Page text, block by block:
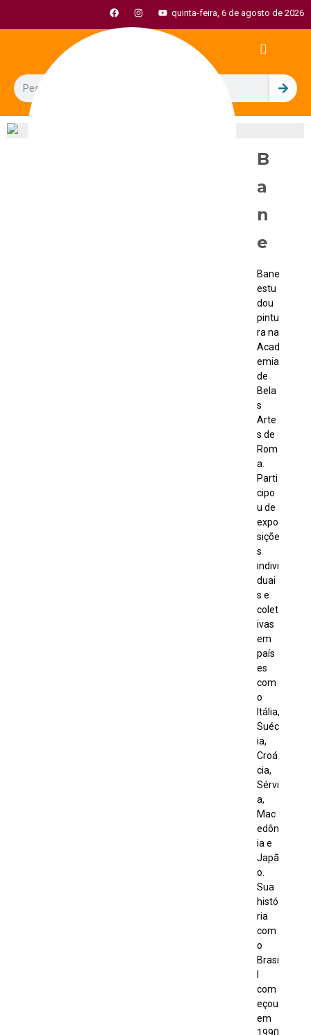
quinta-feira, 6 de agosto de 2026
B
a
n
e
Bane
estu
dou
pintu
ra na
Acad
emia
de
Bela
s
Arte
s de
Rom
a.
Parti
cipo
u de
expo
siçõe
s
indivi
duai
s e
colet
ivas
em
país
es
com
o
Itália,
Suéc
ia,
Croá
cia,
Sérvi
a,
Mac
edôn
ia e
Japã
o.
Sua
histó
ria
com
o
Brasi
l
com
eçou
em
1990